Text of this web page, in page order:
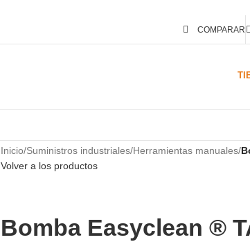
COMPARAR
Inicio/Suministros industriales/Herramientas manuales/
Volver a los productos
Bomba Easyclean ®